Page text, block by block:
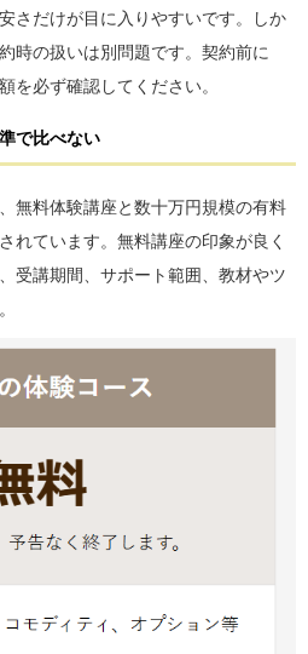
さだけが目に入りやすいです。しか
時の扱いは別問題です。契約前に
を必ず確認してください。
で比べない
無料体験講座と数十万円規模の有料
れています。無料講座の印象が良く
受講期間、サポート範囲、教材やツ